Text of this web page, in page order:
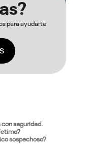
para ayudarte
seguridad.
sospechoso?